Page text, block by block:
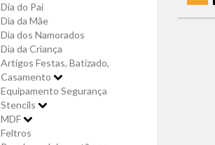
Dia do Pai
Dia da Mãe
Dia dos Namorados
Dia da Criança
Artigos Festas, Batizado,
Casamento
Equipamento Segurança
Stencils
MDF
Feltros